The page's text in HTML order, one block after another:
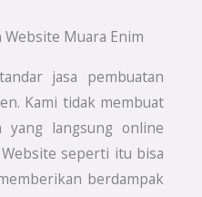
Website Muara Enim
jasa pembuatan
Kami tidak membuat
langsung online
seperti itu bisa
berdampak